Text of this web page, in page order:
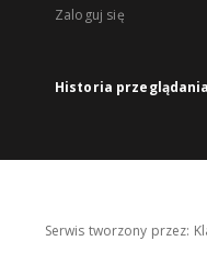
Zaloguj się
Historia przeglądania
Serwis tworzony przez: